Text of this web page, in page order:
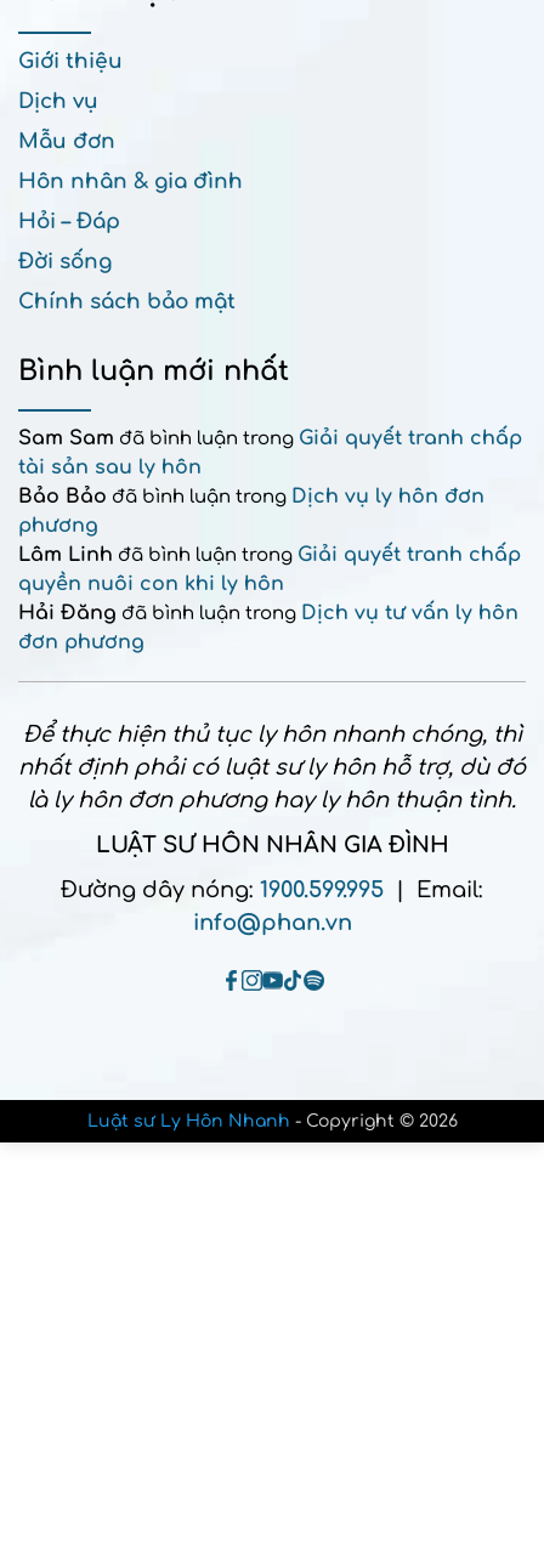
Giới thiệu
Dịch vụ
Mẫu đơn
Hôn nhân & gia đình
Hỏi – Đáp
Đời sống
Chính sách bảo mật
Bình luận mới nhất
Sam Sam đã bình luận trong Giải quyết tranh chấp
tài sản sau ly hôn
Bảo Bảo đã bình luận trong Dịch vụ ly hôn đơn
phương
Lâm Linh đã bình luận trong Giải quyết tranh chấp
quyền nuôi con khi ly hôn
Hải Đăng đã bình luận trong Dịch vụ tư vấn ly hôn
đơn phương
Để thực hiện thủ tục ly hôn nhanh chóng, thì
nhất định phải có luật sư ly hôn hỗ trợ, dù đó
là ly hôn đơn phương hay ly hôn thuận tình.
LUẬT SƯ HÔN NHÂN GIA ĐÌNH
Đường dây nóng: 1900.599.995 | Email:
info@phan.vn
Luật sư Ly Hôn Nhanh - Copyright © 2026